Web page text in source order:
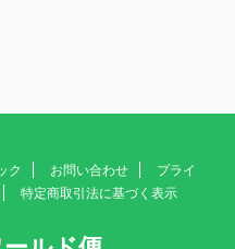
ク お問い合わせ
プライ
特定商取引法に基づく表示